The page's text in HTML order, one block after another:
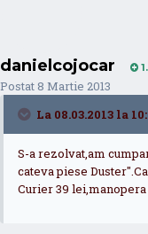
danielcojocar
Postat 8 Martie 2013
La 08.03.2013 la
S-a rezolvat,am
cateva piese
Curier 39